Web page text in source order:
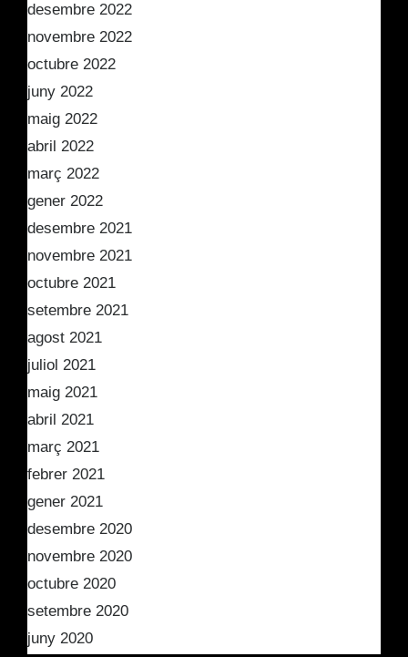
desembre 2022
novembre 2022
octubre 2022
juny 2022
maig 2022
abril 2022
març 2022
gener 2022
desembre 2021
novembre 2021
octubre 2021
setembre 2021
agost 2021
juliol 2021
maig 2021
abril 2021
març 2021
febrer 2021
gener 2021
desembre 2020
novembre 2020
octubre 2020
setembre 2020
juny 2020